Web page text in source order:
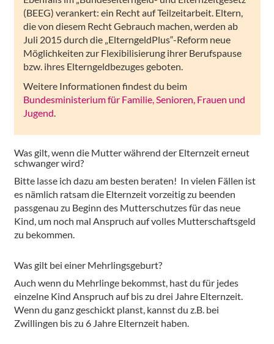
(BEEG) verankert: ein Recht auf Teilzeitarbeit. Eltern,
die von diesem Recht Gebrauch machen, werden ab
Juli 2015 durch die „ElterngeldPlus“-Reform neue
Möglichkeiten zur Flexibilisierung ihrer Berufspause
bzw. ihres Elterngeldbezuges geboten.
Weitere Informationen findest du beim
Bundesministerium für Familie, Senioren, Frauen und
Jugend.
Was gilt, wenn die Mutter während der Elternzeit erneut
schwanger wird?
Bitte lasse ich dazu am besten beraten! In vielen Fällen ist
es nämlich ratsam die Elternzeit vorzeitig zu beenden
passgenau zu Beginn des Mutterschutzes für das neue
Kind, um noch mal Anspruch auf volles Mutterschaftsgeld
zu bekommen.
Was gilt bei einer Mehrlingsgeburt?
Auch wenn du Mehrlinge bekommst, hast du für jedes
einzelne Kind Anspruch auf bis zu drei Jahre Elternzeit.
Wenn du ganz geschickt planst, kannst du z.B. bei
Zwillingen bis zu 6 Jahre Elternzeit haben.